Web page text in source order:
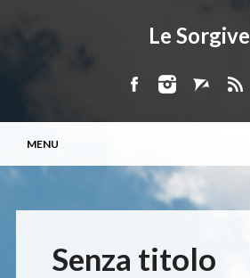
Le Sorgive
Menu principale
MENU
Senza titolo